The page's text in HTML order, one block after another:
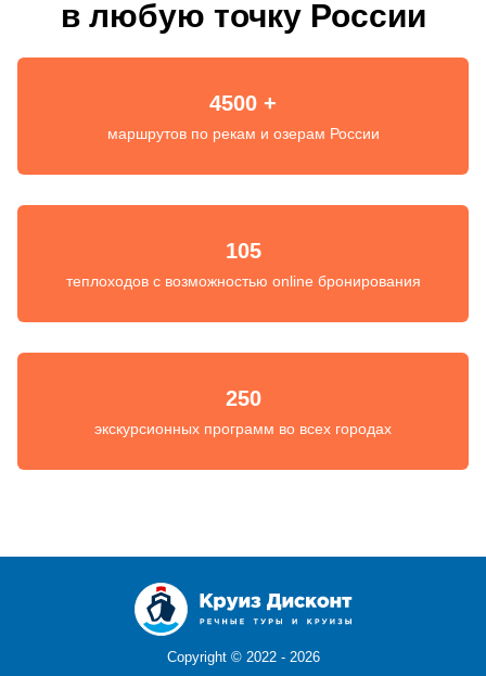
в любую точку России
4500 +
маршрутов по рекам и озерам России
105
теплоходов с возможностью online бронирования
250
экскурсионных программ во всех городах
Copyright © 2022 - 2026